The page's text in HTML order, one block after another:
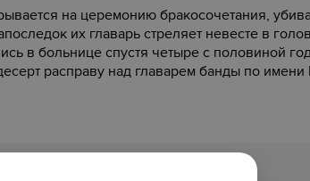
на церемонию бракосочетания,
их главарь стреляет невесте в
в больнице спустя четыре с половиной
расправу над главарем банды по имени